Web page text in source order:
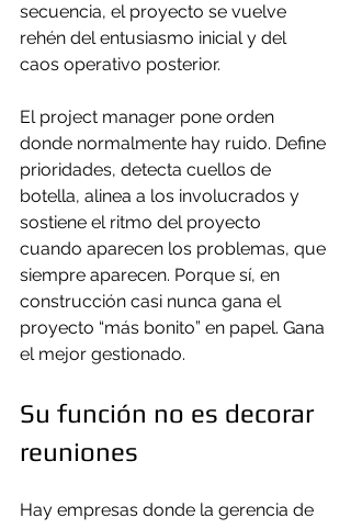
secuencia, el proyecto se vuelve
rehén del entusiasmo inicial y del
caos operativo posterior.
El project manager pone orden
donde normalmente hay ruido. Define
prioridades, detecta cuellos de
botella, alinea a los involucrados y
sostiene el ritmo del proyecto
cuando aparecen los problemas, que
siempre aparecen. Porque sí, en
construcción casi nunca gana el
proyecto “más bonito” en papel. Gana
el mejor gestionado.
Su función no es decorar
reuniones
Hay empresas donde la gerencia de